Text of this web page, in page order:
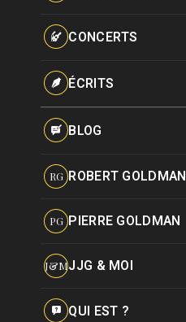
Pseudonymes
CONCERTS
ÉCRITS
Interviews
BLOG
RG ROBERT GOLDMAN
PG PIERRE GOLDMAN
J&MJJG & MOI
QUI EST ?